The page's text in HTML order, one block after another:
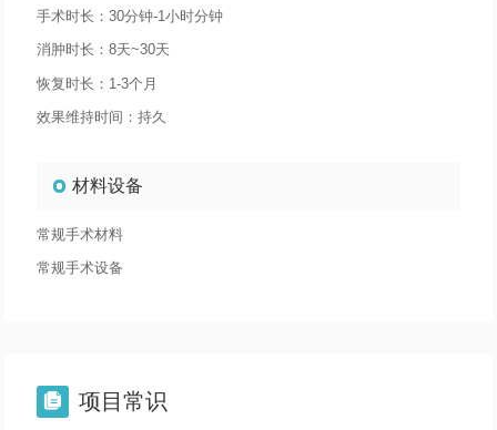
手术时长：30分钟-1小时分钟
消肿时长：8天~30天
恢复时长：1-3个月
效果维持时间：持久
材料设备
常规手术材料
常规手术设备
 项目常识